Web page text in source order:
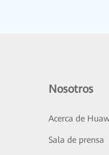
Nosotros
Acerca de
Sala de prensa